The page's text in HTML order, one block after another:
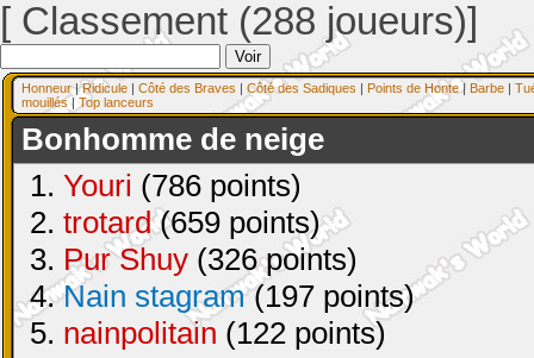
[ Classement (288 joueurs)]
Honneur|Ridicule | Côté des Braves | Côté des Sadiques | Points de Honte| Barbe |
mouillés| Top lanceurs
Bonhomme de neige
1. Youri (786 points)
2. trotard(659 points)
3. Pur Shuy (326 points)
4.Nain stagram(197 points)
5. nainpolitain (122 points)